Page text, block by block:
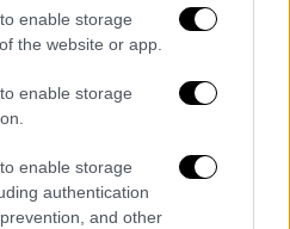
enable storage
the website or app.
enable storage
enable storage
authentication
and other
ανθρωποειδή
χρονιά
τέτοια